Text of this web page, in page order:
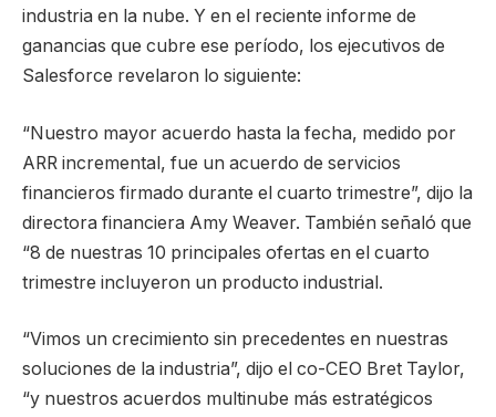
industria en la nube. Y en el reciente informe de
ganancias que cubre ese período, los ejecutivos de
Salesforce revelaron lo siguiente:
“Nuestro mayor acuerdo hasta la fecha, medido por
ARR incremental, fue un acuerdo de servicios
financieros firmado durante el cuarto trimestre”, dijo la
directora financiera Amy Weaver. También señaló que
“8 de nuestras 10 principales ofertas en el cuarto
trimestre incluyeron un producto industrial.
“Vimos un crecimiento sin precedentes en nuestras
soluciones de la industria”, dijo el co-CEO Bret Taylor,
“y nuestros acuerdos multinube más estratégicos